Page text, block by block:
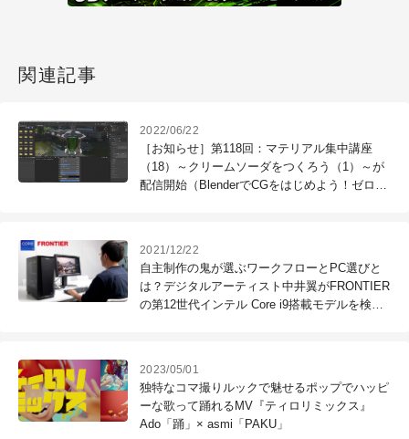
関連記事
2022/06/22
［お知らせ］第118回：マテリアル集中講座
（18）～クリームソーダをつくろう（1）～が
配信開始（BlenderでCGをはじめよう！ゼロか
2021/12/22
自主制作の鬼が選ぶワークフローとPC選びと
は？デジタルアーティスト中井翼がFRONTIER
の第12世代インテル Core i9搭載モデルを検
2023/05/01
独特なコマ撮りルックで魅せるポップでハッピ
ーな歌って踊れるMV『ティロリミックス』
Ado「踊」× asmi「PAKU」